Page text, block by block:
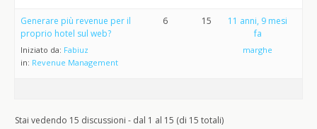
Generare più revenue per il
proprio hotel sul web?
Iniziato da: Fabiuz
in: Revenue Management
6 15
11 anni, 9 mesi
fa
marghe
Stai vedendo 15 discussioni - dal 1 al 15 (di 15 totali)